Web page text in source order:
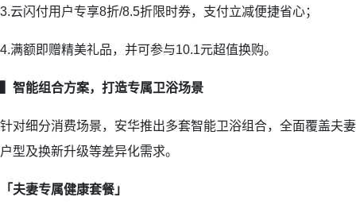
3.云闪付用户专享8折/8.5折限时券，支付立减便捷省心；
4.满额即赠精美礼品，并可参与10.1元超值换购。
▍智能组合方案，打造专属卫浴场景
针对细分消费场景，安华推出多套智能卫浴组合，全面覆盖夫
户型及换新升级等差异化需求。
「夫妻专属健康套餐 」